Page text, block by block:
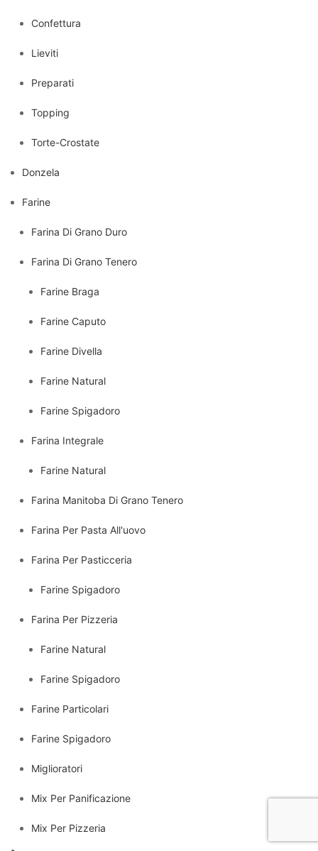
Confettura
Lieviti
Preparati
Topping
Torte-Crostate
Donzela
Farine
Farina Di Grano Duro
Farina Di Grano Tenero
Farine Braga
Farine Caputo
Farine Divella
Farine Natural
Farine Spigadoro
Farina Integrale
Farine Natural
Farina Manitoba Di Grano Tenero
Farina Per Pasta All'uovo
Farina Per Pasticceria
Farine Spigadoro
Farina Per Pizzeria
Farine Natural
Farine Spigadoro
Farine Particolari
Farine Spigadoro
Miglioratori
Mix Per Panificazione
Mix Per Pizzeria